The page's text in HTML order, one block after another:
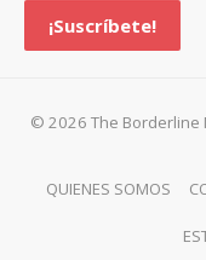
© 2026 The Borderline
QUIENES SOMOS